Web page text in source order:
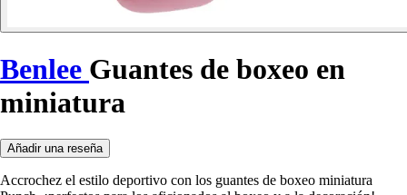
Benlee Guantes de boxeo en
miniatura
Añadir una reseña
Accrochez el estilo deportivo con los guantes de boxeo miniatura